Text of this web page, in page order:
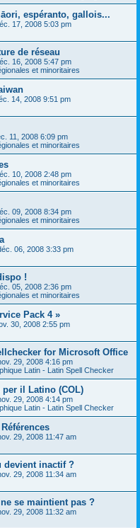
espéranto, gallois...
17, 2008 5:03 pm
de réseau
16, 2008 5:47 pm
et minoritaires
14, 2008 9:51 pm
11, 2008 6:09 pm
et minoritaires
10, 2008 2:48 pm
et minoritaires
09, 2008 8:34 pm
et minoritaires
06, 2008 3:33 pm
!
05, 2008 2:36 pm
et minoritaires
Pack 4 »
30, 2008 2:55 pm
for Microsoft Office
29, 2008 4:16 pm
Latin - Latin Spell Checker
il Latino (COL)
29, 2008 4:14 pm
Latin - Latin Spell Checker
29, 2008 11:47 am
devient inactif ?
29, 2008 11:34 am
se maintient pas ?
29, 2008 11:32 am